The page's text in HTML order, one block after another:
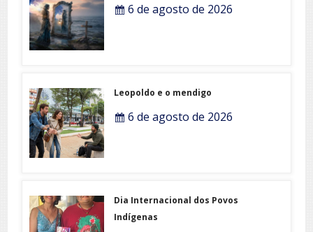
6 de agosto de 2026
Leopoldo e o mendigo
6 de agosto de 2026
Dia Internacional dos Povos
Indígenas